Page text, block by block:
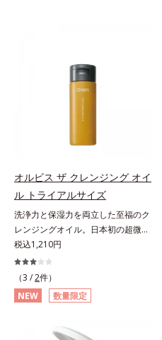
オルビス ザ クレンジング オイ
ル トライアルサイズ
洗浄力と保湿力を両立した至福のク
レンジングオイル。日本初の超微粒
子技術(*1)が毛穴奥の微細な汚れに
アプローチ。圧倒的な洗浄力と毛穴
悩みに着目したクレンジングオイル
のトライアルサイズです。日本初・
超微粒子技術(*1)で、さっと塗り広
穴悩みも取り去り、一瞬で気持ちの
税込1,210円
（3 /2件）
NEW
数量限定